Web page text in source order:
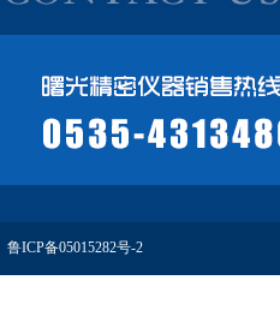
鲁ICP备05015282号-2